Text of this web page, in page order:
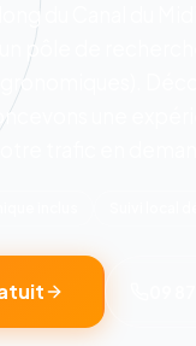
du Canal du
pôle de
une
trafic en